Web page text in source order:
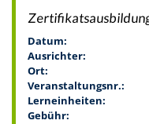
Datum:
Ausrichter:
Ort:
Veranstaltungsnr.:
Lerneinheiten:
Gebühr: